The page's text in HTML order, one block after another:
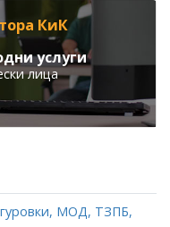
КиК
услуги
лица
МОД, ТЗПБ,